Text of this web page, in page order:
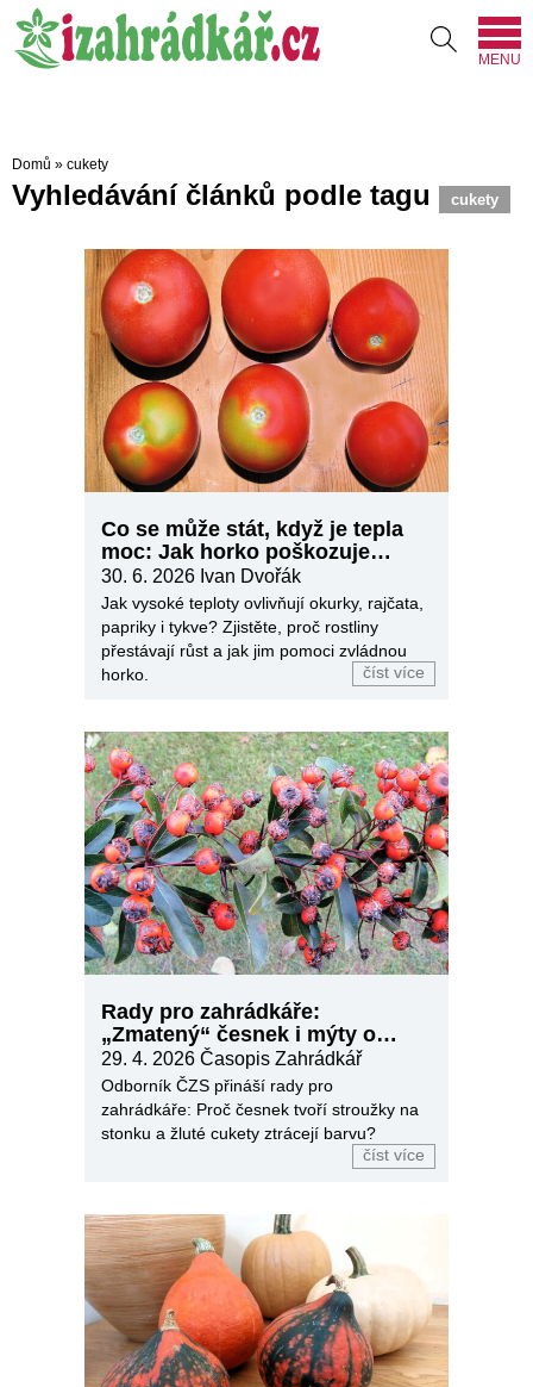
MENU
Domů » cukety
Vyhledávání článků podle tagu cukety
Co se může stát, když je tepla
moc: Jak horko poškozuje
zeleninu
30. 6. 2026 Ivan Dvořák
Jak vysoké teploty ovlivňují okurky, rajčata,
papriky i tykve? Zjistěte, proč rostliny
přestávají růst a jak jim pomoci zvládnou
horko.
číst více
Rady pro zahrádkáře:
„Zmatený“ česnek i mýty o
strupovitosti
29. 4. 2026 Časopis Zahrádkář
Odborník ČZS přináší rady pro
zahrádkáře: Proč česnek tvoří stroužky na
stonku a žluté cukety ztrácejí barvu?
číst více